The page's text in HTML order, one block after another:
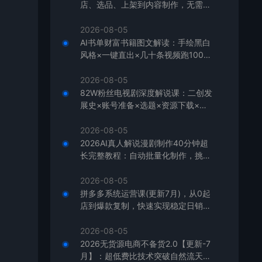
店、选品、上架到内容制作，无需囤
2026-08-05
AI书单财富书籍图文解读：手绘黑白
风格×一键直出×几十条视频跑1000
2026-08-05
82W粉丝电视剧深度解说课：二创发
展史×账号准备×选题×资源下载×爆
2026-08-05
2026AI真人解说漫剧制作40分钟超
长完整教程：自动批量化制作，挑战
2026-08-05
拼多多系统运营课(更新7月)，从0起
店到爆款复制，快速实现稳定日销千
2026-08-05
2026无货源电商不备货2.0【更新-7
月】：超低费比技术突破自然流天花